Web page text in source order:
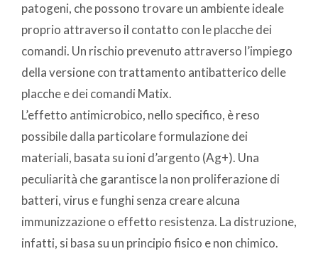
patogeni, che possono trovare un ambiente ideale
proprio attraverso il contatto con le placche dei
comandi. Un rischio prevenuto attraverso l’impiego
della versione con trattamento antibatterico delle
placche e dei comandi Matix.
L’effetto antimicrobico, nello specifico, è reso
possibile dalla particolare formulazione dei
materiali, basata su ioni d’argento (Ag+). Una
peculiarità che garantisce la non proliferazione di
batteri, virus e funghi senza creare alcuna
immunizzazione o effetto resistenza. La distruzione,
infatti, si basa su un principio fisico e non chimico.